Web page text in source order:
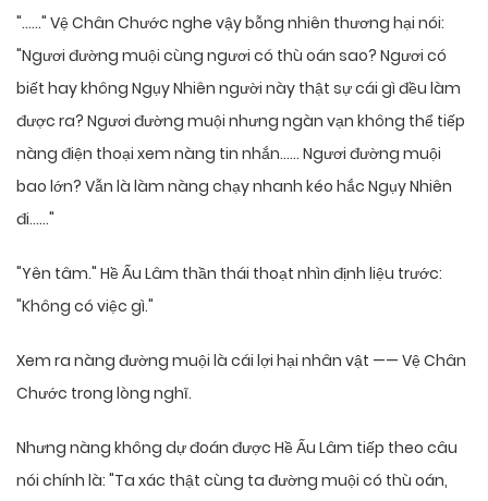
"……" Vệ Chân Chước nghe vậy bỗng nhiên thương hại nói:
"Ngươi đường muội cùng ngươi có thù oán sao? Ngươi có
biết hay không Ngụy Nhiên người này thật sự cái gì đều làm
được ra? Ngươi đường muội nhưng ngàn vạn không thể tiếp
nàng điện thoại xem nàng tin nhắn…… Ngươi đường muội
bao lớn? Vẫn là làm nàng chạy nhanh kéo hắc Ngụy Nhiên
đi……"
"Yên tâm." Hề Ấu Lâm thần thái thoạt nhìn định liệu trước:
"Không có việc gì."
Xem ra nàng đường muội là cái lợi hại nhân vật —— Vệ Chân
Chước trong lòng nghĩ.
Nhưng nàng không dự đoán được Hề Ấu Lâm tiếp theo câu
nói chính là: "Ta xác thật cùng ta đường muội có thù oán,